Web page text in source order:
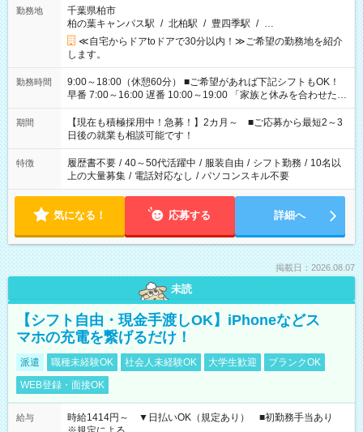
勤務地
千葉県柏市
柏の葉キャンパス駅 / 北柏駅 / 豊四季駅 / …
≪自宅からドアtoドアで30分以内！≫ご希望の勤務地を紹介
します。
勤務時間
9:00～18:00（休憩60分） ■ご希望があれば下記シフトもOK！
早番 7:00～16:00 遅番 10:00～19:00 「家族と休みを合わせた
い」 「余裕を持って夕飯の準備がしたい」 「できれば残業はし
たくない」 など、ご希望を教えてくださいね。 ※Wワーク希望
の方へ 今ご覧のお仕事で希望する勤務時間と、もう1つのお仕事
の勤務時間。 合計で週40時間を超える場合は応募できません。
期間
【現在も積極採用中！急募！】2カ月～ ■ご応募から最短2～3
日後の就業も相談可能です！
特徴 履歴書不要 / 40～50代活躍中 / 服装自由 / シフト勤務 / 10名以
上の大量募集 / 電話対応なし / パソコンスキル不要
気になる！ 応募する 詳細へ
掲載日：2026.08.07
未読
【シフト自由・現金手渡しOK】iPhoneなどス
マホの充電を繋げるだけ！
派遣 職種未経験OK 社会人未経験OK 大学生歓迎
ブランクOK
WEB登録・面接OK
給与
時給1414円～ ▼日払いOK（規定あり） ■初勤務手当あり